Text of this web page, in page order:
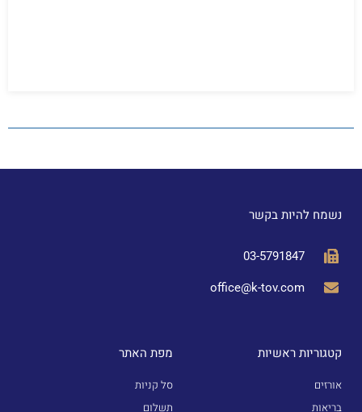
נשמח להיות בקשר
03-5791847
office@k-tov.com
קטגוריות ראשיות
אורזים
בריאות
מפת האתר
סל קניות
תשלום